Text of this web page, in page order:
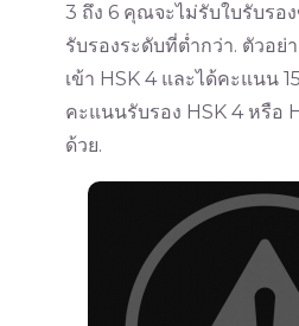
3 ถึง 6 คุณจะไม่รับใบรับรอ
รับรองระดับที่ต่ำกว่า. ตัวอย่
เข้า HSK 4 และได้คะแนน
คะแนนรับรอง HSK 4 หรือ
ด้วย.